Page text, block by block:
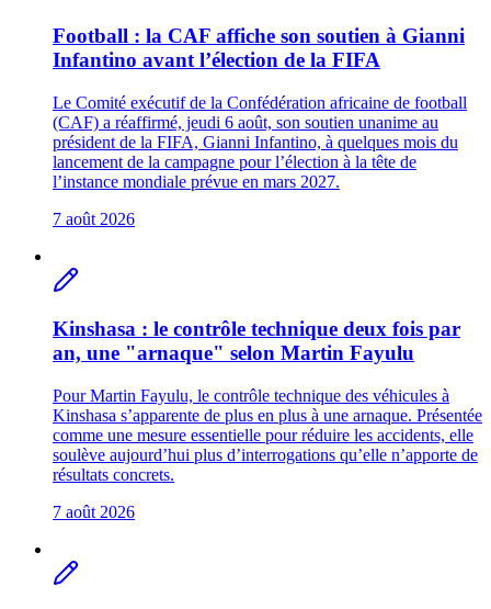
Football : la CAF affiche son soutien à Gianni
Infantino avant l’élection de la FIFA
Le Comité exécutif de la Confédération africaine de football
(CAF) a réaffirmé, jeudi 6 août, son soutien unanime au
président de la FIFA, Gianni Infantino, à quelques mois du
lancement de la campagne pour l’élection à la tête de
l’instance mondiale prévue en mars 2027.
7 août 2026
Kinshasa : le contrôle technique deux fois par
an, une "arnaque" selon Martin Fayulu
Pour Martin Fayulu, le contrôle technique des véhicules à
Kinshasa s’apparente de plus en plus à une arnaque. Présentée
comme une mesure essentielle pour réduire les accidents, elle
soulève aujourd’hui plus d’interrogations qu’elle n’apporte de
résultats concrets.
7 août 2026